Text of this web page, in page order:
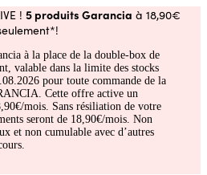
! 5 produits Garancia à 18,90€
à la place de la double-box de
valable dans la limite des stocks
pour toute commande de la
Cette offre active un
mois. Sans résiliation de votre
seront de 18,90€/mois. Non
et non cumulable avec d’autres